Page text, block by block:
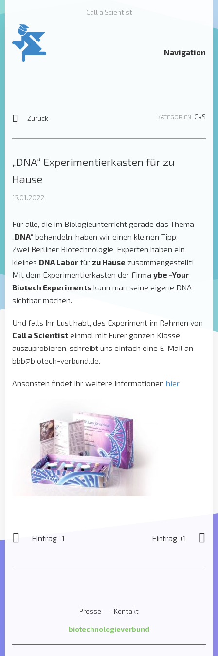
Call a Scientist
Navigation
Zurück KATEGORIEN: CaS
„DNA“ Experimentierkasten für zu
Hause
17.01.2022
Für alle, die im Biologieunterricht gerade das Thema
„DNA“ behandeln, haben wir einen kleinen Tipp:
Zwei Berliner Biotechnologie-Experten haben ein
kleines DNA Labor für zu Hause zusammengestellt!
Mit dem Experimentierkasten der Firma ybe -Your
Biotech Experiments kann man seine eigene DNA
sichtbar machen.
Und falls Ihr Lust habt, das Experiment im Rahmen von
Call a Scientist einmal mit Eurer ganzen Klasse
auszuprobieren, schreibt uns einfach eine E-Mail an
bbb@biotech-verbund.de.
Ansonsten findet Ihr weitere Informationen hier
Eintrag -1 Eintrag +1
Presse Kontakt
biotechnologieverbund